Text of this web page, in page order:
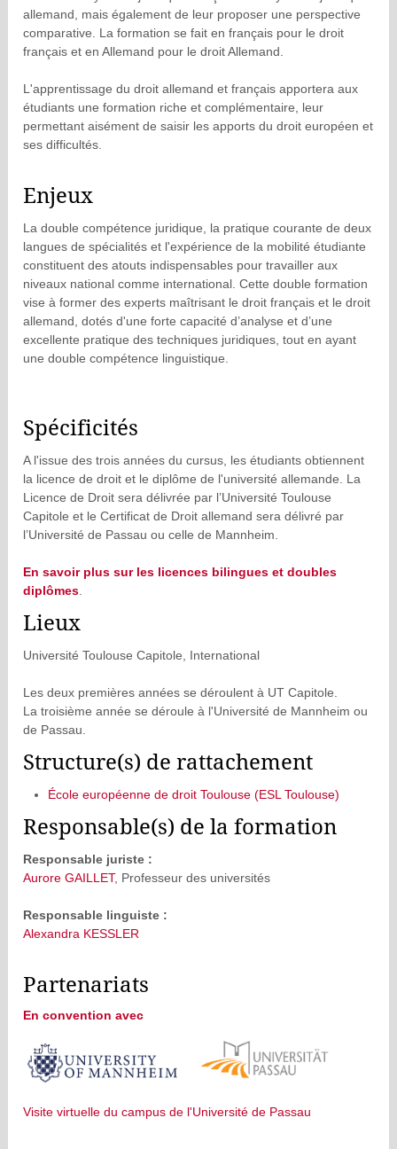
allemand, mais également de leur proposer une perspective
comparative. La formation se fait en français pour le droit
français et en Allemand pour le droit Allemand.
L'apprentissage du droit allemand et français apportera aux
étudiants une formation riche et complémentaire, leur
permettant aisément de saisir les apports du droit européen et
ses difficultés.
Enjeux
La double compétence juridique, la pratique courante de deux
langues de spécialités et l'expérience de la mobilité étudiante
constituent des atouts indispensables pour travailler aux
niveaux national comme international. Cette double formation
vise à former des experts maîtrisant le droit français et le droit
allemand, dotés d'une forte capacité d’analyse et d’une
excellente pratique des techniques juridiques, tout en ayant
une double compétence linguistique.
Spécificités
A l'issue des trois années du cursus, les étudiants obtiennent
la licence de droit et le diplôme de l'université allemande. La
Licence de Droit sera délivrée par l’Université Toulouse
Capitole et le Certificat de Droit allemand sera délivré par
l’Université de Passau ou celle de Mannheim.
En savoir plus sur les licences bilingues et doubles
diplômes.
Lieux
Université Toulouse Capitole, International
Les deux premières années se déroulent à UT Capitole.
La troisième année se déroule à l'Université de Mannheim ou
de Passau.
Structure(s) de rattachement
École européenne de droit Toulouse (ESL Toulouse)
Responsable(s) de la formation
Responsable juriste :
Aurore GAILLET, Professeur des universités
Responsable linguiste :
Alexandra KESSLER
Partenariats
En convention avec
Visite virtuelle du campus de l'Université de Passau